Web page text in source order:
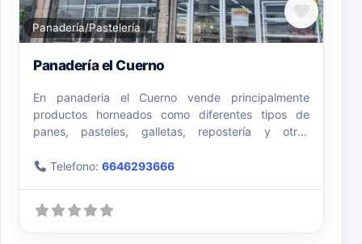
Panadería/Pastelería
Panadería el Cuerno
En panaderia el Cuerno vende principalmente
productos horneados como diferentes tipos de
panes, pasteles, galletas, repostería y otros
Telefono:6646293666